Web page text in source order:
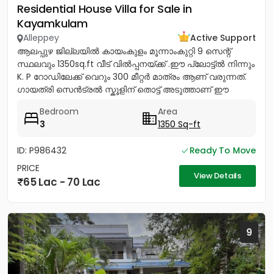
Residential House Villa for Sale in
Kayamkulam
Alleppey
Active Support
ആലപ്പുഴ ജില്ലയിൽ കായംകുളം മൂന്നാംകുറ്റി 9 സെന്റ്
സ്ഥലവും 1350sq.ft വീട് വിൽപ്പനയ്‌ക്ക് .ഈ പ്ലോട്ട്ൽ നിന്നും
K. P റോഡിലേക്ക് വെറും 300 മീറ്റർ മാത്രം ആണ് വരുന്നത്.
ഗായത്രി സെൻട്രൽ സ്കൂളിന് തൊട്ട് അടുത്താണ് ഈ
Bedroom
3
Area
1350 Sq-ft
ID: P986432
Ready To Move
PRICE
65 Lac - 70 Lac View Details
9